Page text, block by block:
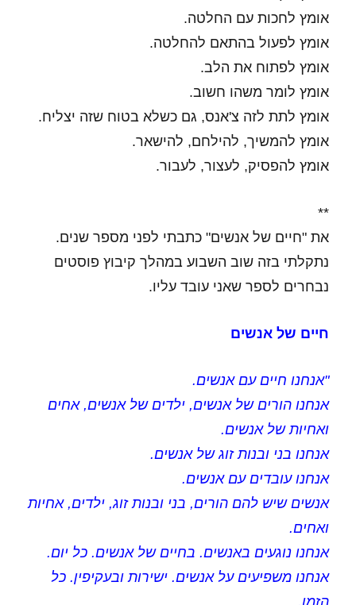
אומץ לחכות עם החלטה.
אומץ לפעול בהתאם להחלטה.
אומץ לפתוח את הלב.
אומץ לומר משהו חשוב.
אומץ לתת לזה צ'אנס, גם כשלא בטוח שזה יצליח.
אומץ להמשיך, להילחם, להישאר.
אומץ להפסיק, לעצור, לעבור.
**
את "חיים של אנשים" כתבתי לפני מספר שנים.
נתקלתי בזה שוב השבוע במהלך קיבוץ פוסטים
נבחרים לספר שאני עובד עליו.
חיים של אנשים
"אנחנו חיים עם אנשים.
אנחנו הורים של אנשים, ילדים של אנשים, אחים
ואחיות של אנשים.
אנחנו בני ובנות זוג של אנשים.
אנחנו עובדים עם אנשים.
אנשים שיש להם הורים, בני ובנות זוג, ילדים, אחיות
ואחים.
אנחנו נוגעים באנשים. בחיים של אנשים. כל יום.
אנחנו משפיעים על אנשים. ישירות ובעקיפין. כל
הזמן.